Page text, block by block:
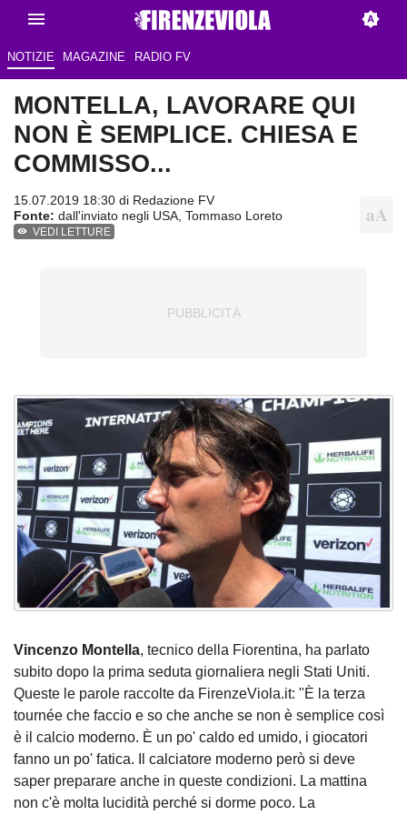
NOTIZIE MAGAZINE RADIO FV
MONTELLA, LAVORARE QUI
NON È SEMPLICE. CHIESA E
COMMISSO...
15.07.2019 18:30 di Redazione FV
Fonte: dall'inviato negli USA, Tommaso Loreto
VEDI LETTURE
Vincenzo Montella, tecnico della Fiorentina, ha parlato
subito dopo la prima seduta giornaliera negli Stati Uniti.
Queste le parole raccolte da FirenzeViola.it: "È la terza
tournée che faccio e so che anche se non è semplice così
è il calcio moderno. È un po' caldo ed umido, i giocatori
fanno un po' fatica. Il calciatore moderno però si deve
saper preparare anche in queste condizioni. La mattina
non c'è molta lucidità perché si dorme poco. La